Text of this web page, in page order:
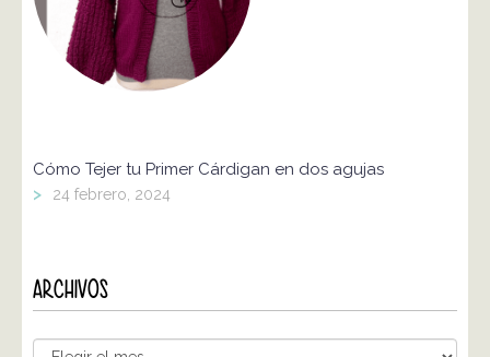
Cómo Tejer tu Primer Cárdigan en dos agujas
> 24 febrero, 2024
ARCHIVOS